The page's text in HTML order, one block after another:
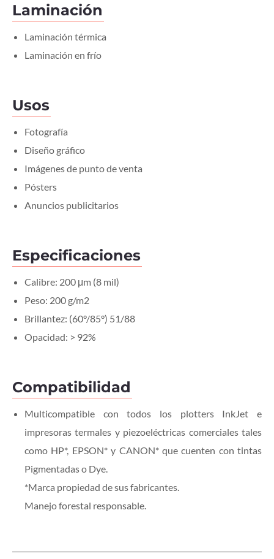
Laminación
Laminación térmica
Laminación en frío
Usos
Fotografía
Diseño gráfico
Imágenes de punto de venta
Pósters
Anuncios publicitarios
Especificaciones
Calibre: 200 μm (8 mil)
Peso: 200 g/m2
Brillantez: (60°/85°) 51/88
Opacidad: > 92%
Compatibilidad
Multicompatible con todos los plotters InkJet e
impresoras termales y piezoeléctricas comerciales tales
como HP*, EPSON* y CANON* que cuenten con tintas
Pigmentadas o Dye.
*Marca propiedad de sus fabricantes.
Manejo forestal responsable.